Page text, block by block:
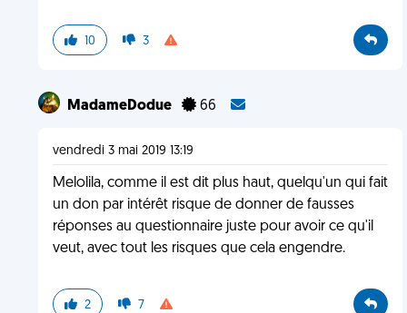
10 3
MadameDodue 66
vendredi 3 mai 2019 13:19
Melolila, comme il est dit plus haut, quelqu'un qui fait
un don par intérêt risque de donner de fausses
réponses au questionnaire juste pour avoir ce qu'il
veut, avec tout les risques que cela engendre.
2 7